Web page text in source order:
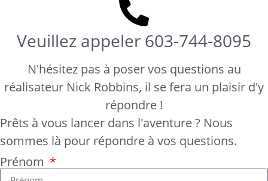
Veuillez appeler 603-744-8095
N'hésitez pas à poser vos questions au
réalisateur Nick Robbins, il se fera un plaisir d'y
répondre !
Prêts à vous lancer dans l'aventure ? Nous
sommes là pour répondre à vos questions.
Prénom